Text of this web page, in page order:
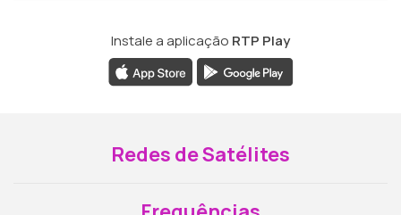
Instale a aplicação RTP Play
Redes de Satélites